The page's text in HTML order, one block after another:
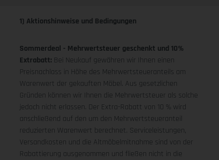
1) Aktionshinweise und Bedingungen
Sommerdeal - Mehrwertsteuer geschenkt und 10%
Extrabatt: Bei Neukauf gewähren wir Ihnen einen
Preisnachlass in Höhe des Mehrwertsteueranteils am
Warenwert der gekauften Möbel. Aus gesetzlichen
Gründen können wir Ihnen die Mehrwertsteuer als solche
jedoch nicht erlassen. Der Extra-Rabatt von 10 % wird
anschließend auf den um den Mehrwertsteueranteil
reduzierten Warenwert berechnet. Serviceleistungen,
Versandkosten und die Altmöbelmitnahme sind von der
Rabattierung ausgenommen und fließen nicht in die